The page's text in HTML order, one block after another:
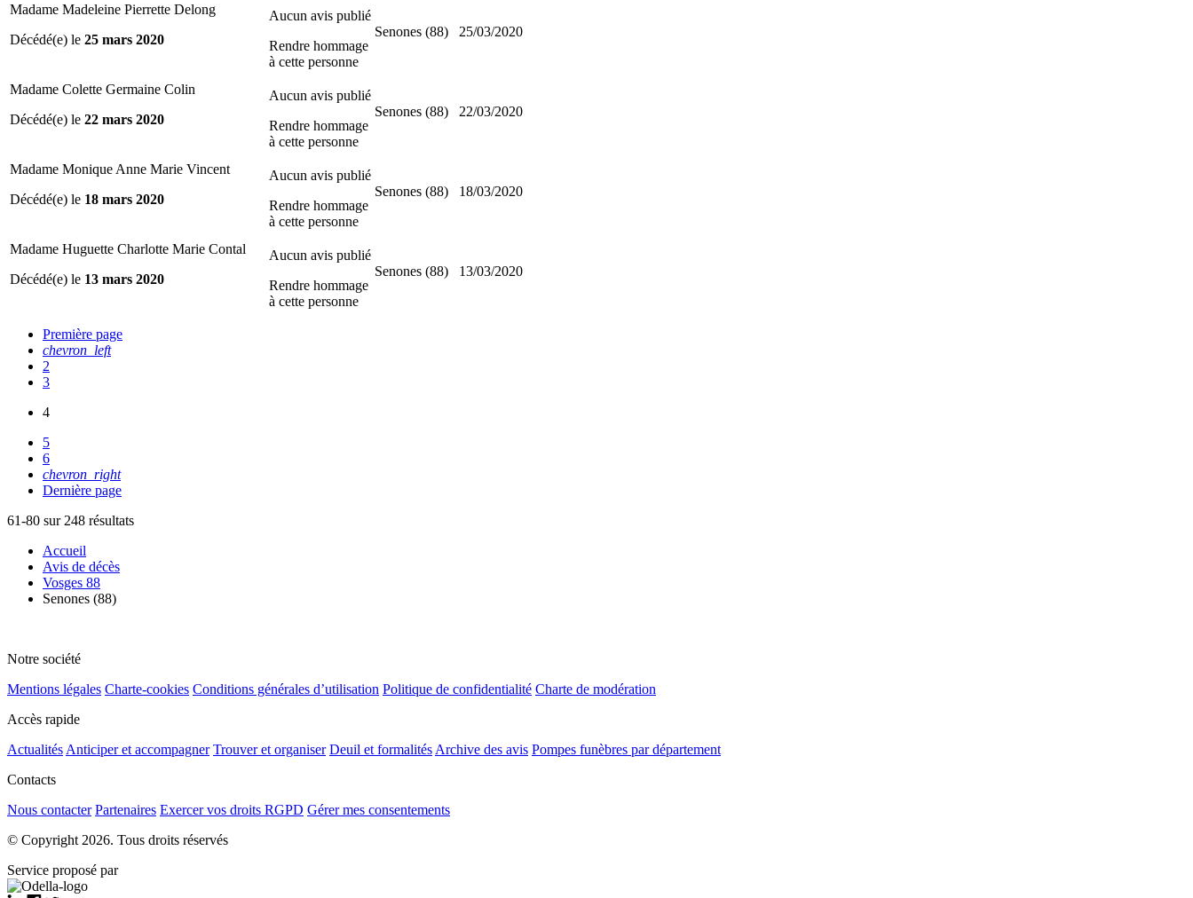
Madame Madeleine Pierrette Delong
Décédé(e) le 25 mars 2020
Aucun avis publié
Rendre hommage
à cette personne
Senones (88) 25/03/2020
Madame Colette Germaine Colin
Décédé(e) le 22 mars 2020
Aucun avis publié
Rendre hommage
à cette personne
Senones (88) 22/03/2020
Madame Monique Anne Marie Vincent
Décédé(e) le 18 mars 2020
Aucun avis publié
Rendre hommage
à cette personne
Senones (88) 18/03/2020
Madame Huguette Charlotte Marie Contal
Décédé(e) le 13 mars 2020
Aucun avis publié
Rendre hommage
à cette personne
Senones (88) 13/03/2020
Première page
chevron_left
2
3
4
5
6
chevron_right
Dernière page
61-80 sur 248 résultats
Accueil
Avis de décès
Vosges 88
Senones (88)
Notre société
Mentions légales Charte-cookies Conditions générales d’utilisation Politique de confidentialité Charte de modération
Accès rapide
Actualités Anticiper et accompagner Trouver et organiser Deuil et formalités Archive des avis Pompes funèbres par département
Contacts
Nous contacter Partenaires Exercer vos droits RGPD Gérer mes consentements
© Copyright 2026. Tous droits réservés
Service proposé par